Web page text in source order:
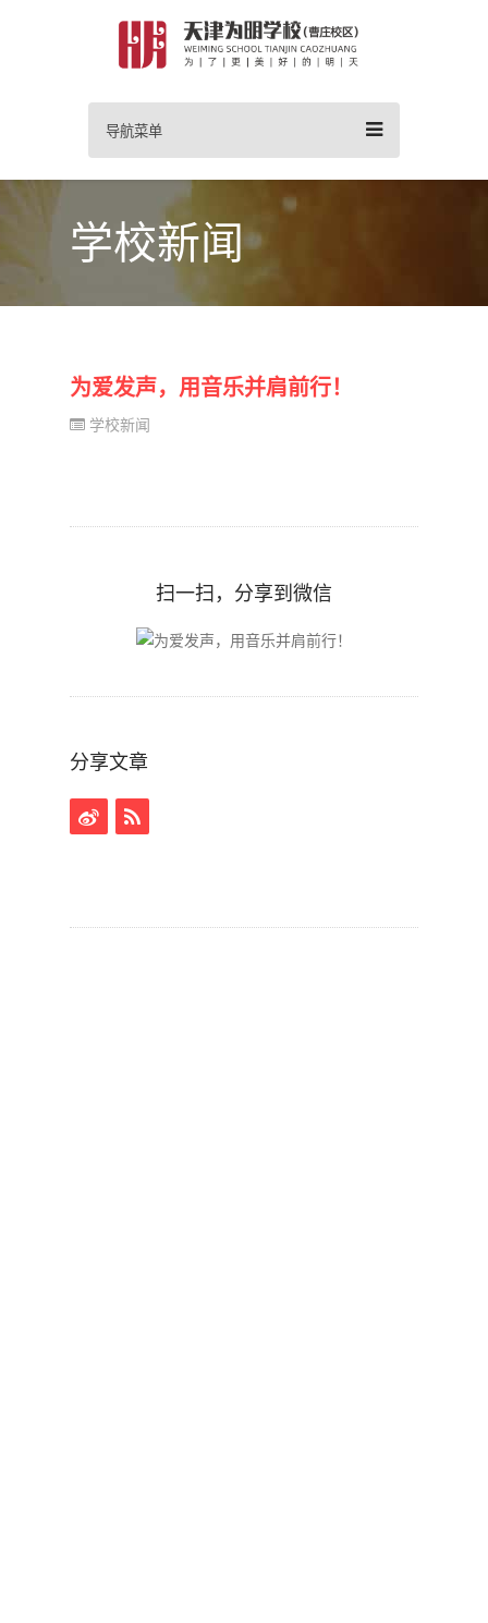
导航菜单
学校新闻
为爱发声，用音乐并肩前行！
学校新闻
扫一扫，分享到微信
分享文章